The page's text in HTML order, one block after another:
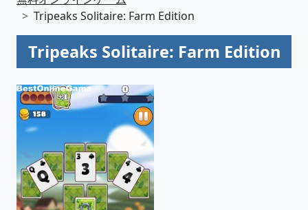
Tripeaks Solitaire: Farm Edition
Tripeaks Solitaire: Farm Edition